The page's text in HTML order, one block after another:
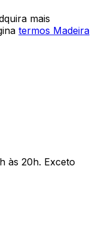
mais
termos Madeira
às 20h. Exceto